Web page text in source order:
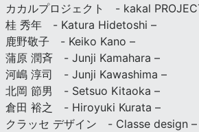
カカルプロジェクト - kakal
桂 秀年 - Katura Hidetoshi –
鹿野敬子 - Keiko Kano –
蒲原 潤斉 - Junji Kamahara –
河嶋 淳司 - Junji Kawashima –
北岡 節男 - Setsuo Kitaoka –
倉田 裕之 - Hiroyuki Kurata –
クラッセ デザイン - Classe design –